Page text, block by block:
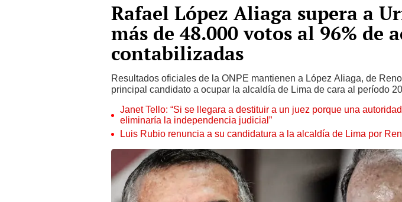
Rafael López Aliaga supera a
más de 48.000 votos al 96% de
contabilizadas
Resultados oficiales de la ONPE mantienen a López Aliaga, de
principal candidato a ocupar la alcaldía de Lima de cara al período
Janet Tello: “Si se llegara a destituir a un juez porque una
eliminaría la independencia judicial”
Luis Rubio renuncia a su candidatura a la alcaldía de Lima por